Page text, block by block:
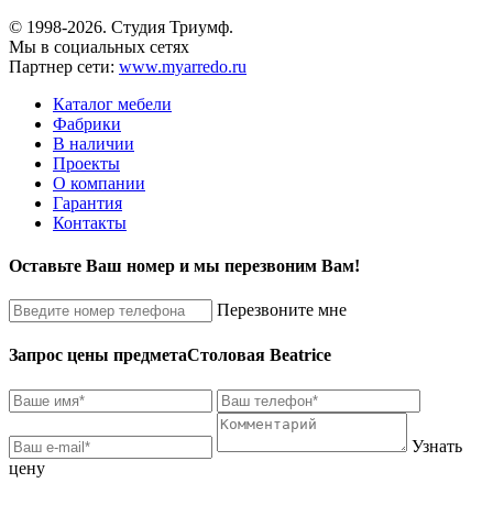
© 1998-2026. Студия Триумф.
Мы в социальных сетях
Партнер сети: www.myarredo.ru
Каталог мебели
Фабрики
В наличии
Проекты
О компании
Гарантия
Контакты
Оставьте Ваш номер и мы перезвоним Вам!
Перезвоните мне
Запрос цены предметаСтоловая Beatrice
Узнать
цену